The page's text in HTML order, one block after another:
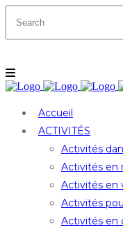
Accueil
ACTIVITÉS
Activités
Activités en
Activités en
Activités
Activités en